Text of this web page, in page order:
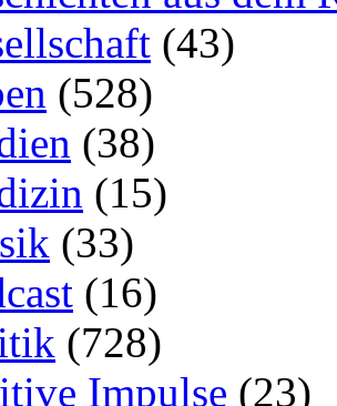
(43)
(528)
(38)
(15)
(33)
(16)
(728)
Impulse (23)